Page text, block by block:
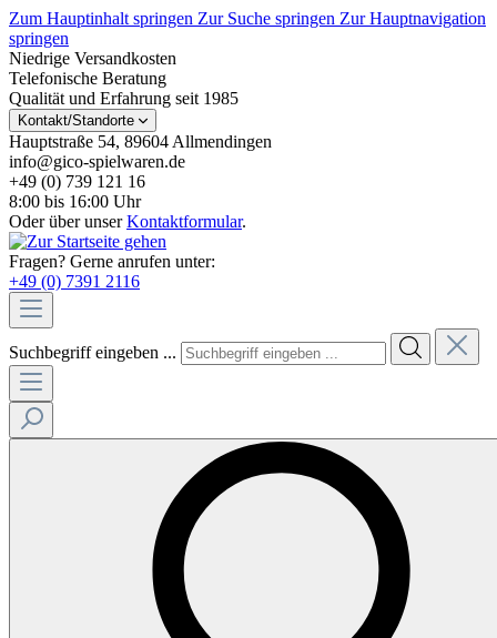
Zum Hauptinhalt springen Zur Suche springen Zur Hauptnavigation
springen
Niedrige Versandkosten
Telefonische Beratung
Qualität und Erfahrung seit 1985
Kontakt/Standorte
Hauptstraße 54, 89604 Allmendingen
info@gico-spielwaren.de
+49 (0) 739 121 16
8:00 bis 16:00 Uhr
Oder über unserKontaktformular.
Fragen? Gerne anrufen unter:
+49 (0) 7391 2116
Suchbegriff eingeben ...